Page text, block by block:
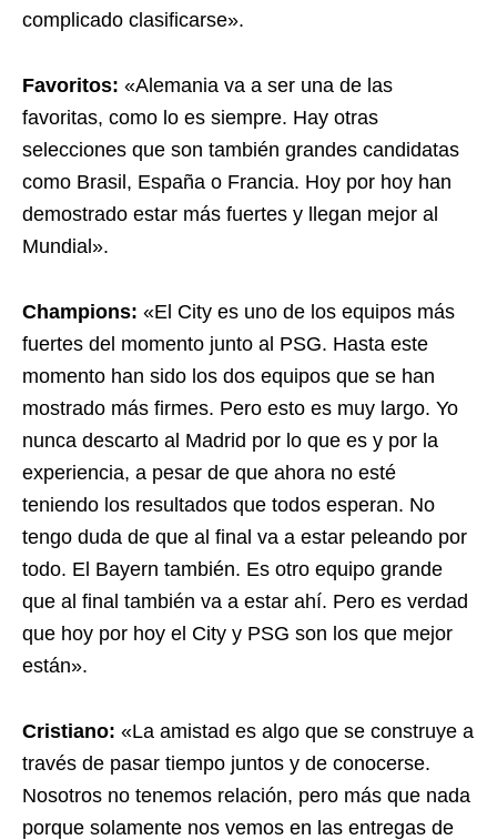
complicado clasificarse».
Favoritos: «Alemania va a ser una de las
favoritas, como lo es siempre. Hay otras
selecciones que son también grandes candidatas
como Brasil, España o Francia. Hoy por hoy han
demostrado estar más fuertes y llegan mejor al
Mundial».
Champions: «El City es uno de los equipos más
fuertes del momento junto al PSG. Hasta este
momento han sido los dos equipos que se han
mostrado más firmes. Pero esto es muy largo. Yo
nunca descarto al Madrid por lo que es y por la
experiencia, a pesar de que ahora no esté
teniendo los resultados que todos esperan. No
tengo duda de que al final va a estar peleando por
todo. El Bayern también. Es otro equipo grande
que al final también va a estar ahí. Pero es verdad
que hoy por hoy el City y PSG son los que mejor
están».
Cristiano: «La amistad es algo que se construye a
través de pasar tiempo juntos y de conocerse.
Nosotros no tenemos relación, pero más que nada
porque solamente nos vemos en las entregas de